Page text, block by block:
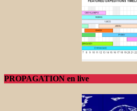
PROPAGATION en live